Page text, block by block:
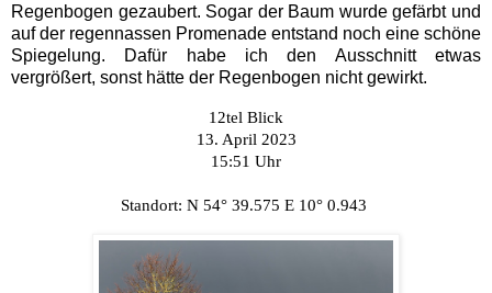
Regenbogen gezaubert. Sogar der Baum wurde gefärbt und
auf der regennassen Promenade entstand noch eine schöne
Spiegelung. Dafür habe ich den Ausschnitt etwas
vergrößert, sonst hätte der Regenbogen nicht gewirkt.
12tel Blick
13. April 2023
15:51 Uhr
Standort: N 54° 39.575 E 10° 0.943